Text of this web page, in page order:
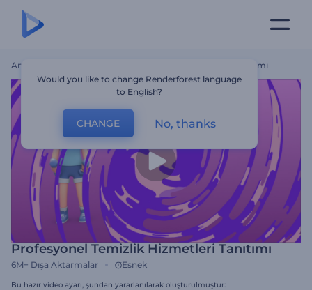
Ana Sayfa Profesyonel Temizlik Hizmetleri Tanıtımı
Profesyonel Temizlik Hizmetleri Tanıtımı
6M+ Dışa Aktarmalar Esnek
Bu hazır video ayarı, şundan yararlanılarak oluşturulmuştur:
Would you like to change Renderforest language
to English?
CHANGE No, thanks